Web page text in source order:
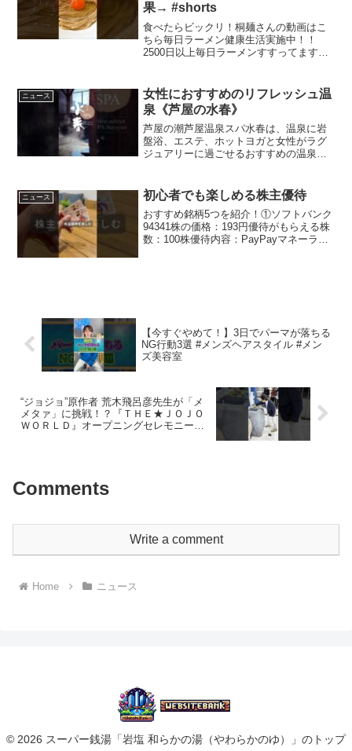
果→ #shorts
食べたらビックリ！桐麺さんの動画はこ
ちら毎日ラーメン健康生活実施中！！
2500日以上毎日ラーメンすすってます。
桐麺 #ラーメンsource
ニュース
女性におすすめのリフレッシュ温
泉《芦屋の水春》
芦屋の潮芦屋温泉スパ水春は、温泉に岩
盤浴、エステ、ホットヨガと女性がラグ
ジュアリーに過ごせるおすすめの温泉施
潮芦屋温泉スパ水春〒659-0035 兵庫県芦
屋市海洋町1...
ニュース 初心者でも楽しめる株主優待
おすすめ銘柄5つを紹介！①ソフトバンク
94341株の価格：193円優待がもらえる株
数：100株優待内容：PayPayマネーライ
【今すぐやめて！】3日でパーマが落ちる
NG行動3選 #メンズヘアスタイル #メン
ズ美容室
“ジョジョ”原作者 荒木飛呂彦先生が「メ
メタァ」に挑戦！？『ＴＨＥ★ＪＯＪＯ
ＷＯＲＬＤ』オープニングセレモニー
Comments
Write a comment
Home ニュース
© 2026 スーパー銭湯「岩塩 和らかの湯（やわらかのゆ）」のトップ